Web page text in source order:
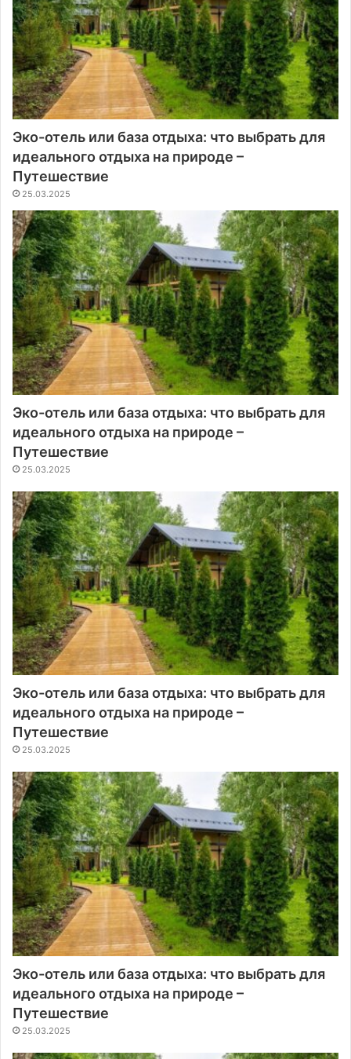
Эко-отель или база отдыха: что выбрать для
идеального отдыха на природе –
Путешествие
25.03.2025
Эко-отель или база отдыха: что выбрать для
идеального отдыха на природе –
Путешествие
25.03.2025
Эко-отель или база отдыха: что выбрать для
идеального отдыха на природе –
Путешествие
25.03.2025
Эко-отель или база отдыха: что выбрать для
идеального отдыха на природе –
Путешествие
25.03.2025